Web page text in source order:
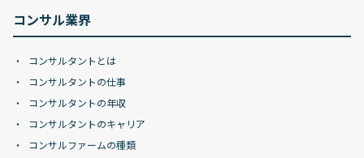
コンサル業界
コンサルタントとは
コンサルタントの仕事
コンサルタントの年収
コンサルタントのキャリア
コンサルファームの種類